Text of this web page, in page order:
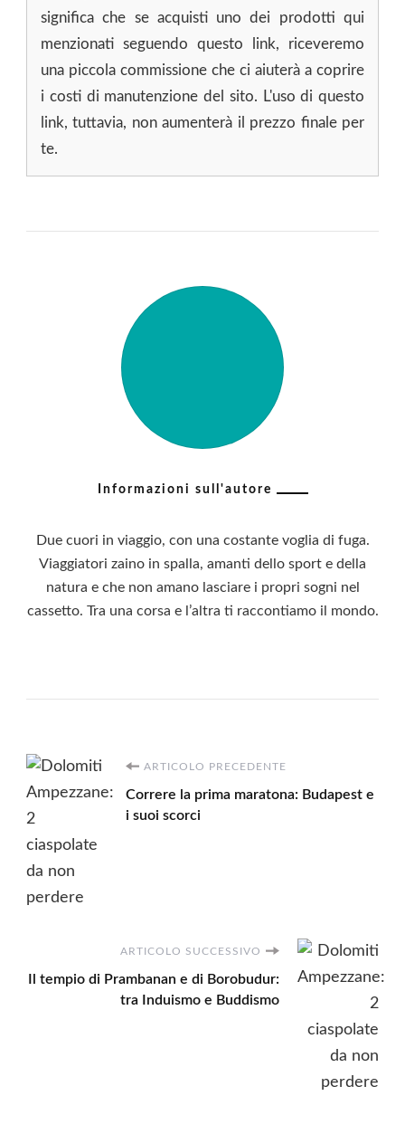
significa che se acquisti uno dei prodotti qui
menzionati seguendo questo link, riceveremo
una piccola commissione che ci aiuterà a coprire
i costi di manutenzione del sito. L'uso di questo
link, tuttavia, non aumenterà il prezzo finale per
te.
Informazioni sull'autore
Due cuori in viaggio, con una costante voglia di fuga.
Viaggiatori zaino in spalla, amanti dello sport e della
natura e che non amano lasciare i propri sogni nel
cassetto. Tra una corsa e l’altra ti raccontiamo il mondo.
Navigazione
articoli
ARTICOLO PRECEDENTE
Correre la prima maratona: Budapest e
i suoi scorci
ARTICOLO SUCCESSIVO
Il tempio di Prambanan e di Borobudur:
tra Induismo e Buddismo